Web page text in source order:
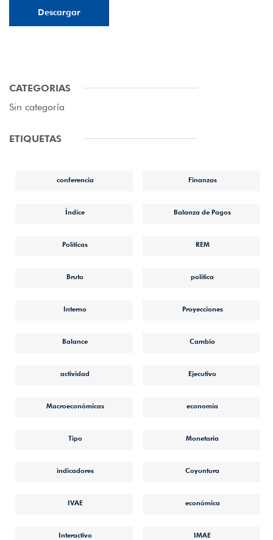
Descargar
CATEGORIAS
Sin categoría
ETIQUETAS
conferencia Finanzas
Índice Balanza de Pagos
Políticas REM
Bruto política
Interno Proyecciones
Balance Cambio
actividad Ejecutivo
Macroeconómicas economía
Tipo Monetaria
indicadores Coyuntura
IVAE económica
Interactivo IMAE